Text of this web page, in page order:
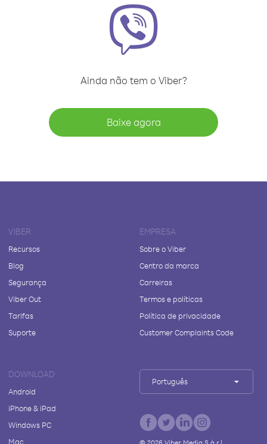
Ainda não tem o Viber?
Baixe agora
VIBER
Recursos
Blog
Segurança
Viber Out
Tarifas
Suporte
EMPRESA
Sobre o Viber
Centro da marca
Carreiras
Termos e políticas
Política de privacidade
Customer Complaints Code
DOWNLOAD
Android
iPhone & iPad
Windows PC
Mac
Português